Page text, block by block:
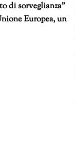
di sorveglianza”
Europea, un